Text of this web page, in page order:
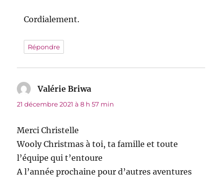
Cordialement.
Répondre
Valérie Briwa
21 décembre 2021 à 8 h 57 min
Merci Christelle
Wooly Christmas à toi, ta famille et toute
l’équipe qui t’entoure
A l’année prochaine pour d’autres aventures